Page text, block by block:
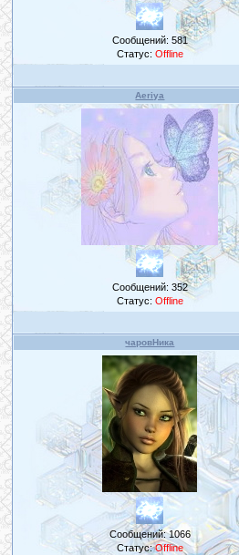
Сообщений: 581
Статус: Offline
Aeriya
Сообщений: 352
Статус: Offline
чаровНика
Сообщений:1066
Статус:Offline